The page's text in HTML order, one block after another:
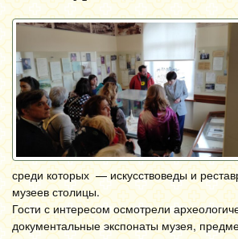
среди которых — искусствоведы и
музеев столицы.
Гости с интересом осмотрели
документальные экспонаты музея,